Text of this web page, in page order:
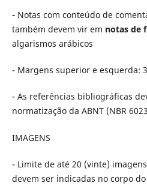
- Notas com conteúdo de
também devem vir em notas de
algarismos arábicos
- Margens superior e esquerda:
- As referências bibliográficas
normatização da ABNT (NBR
IMAGENS
- Limite de até 20 (vinte)
devem ser indicadas no corpo